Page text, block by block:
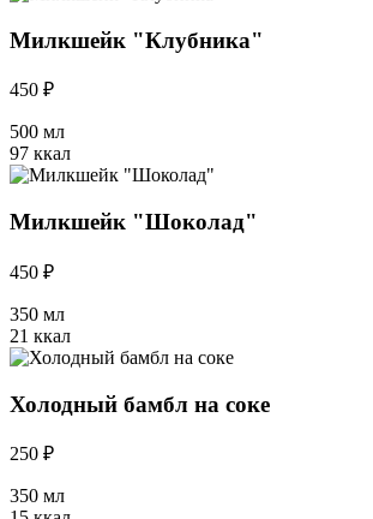
Милкшейк "Клубника"
450 ₽
500 мл
97 ккал
Милкшейк "Шоколад"
450 ₽
350 мл
21 ккал
Холодный бамбл на соке
250 ₽
350 мл